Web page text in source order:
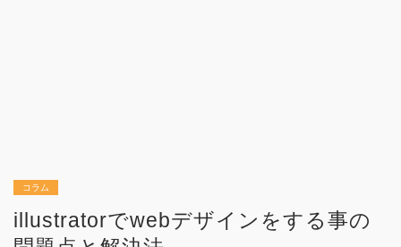
コラム
illustratorでwebデザインをする事の